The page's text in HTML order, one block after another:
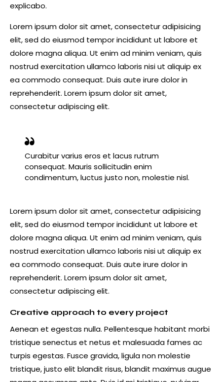
explicabo.
Lorem ipsum dolor sit amet, consectetur adipisicing
elit, sed do eiusmod tempor incididunt ut labore et
dolore magna aliqua. Ut enim ad minim veniam, quis
nostrud exercitation ullamco laboris nisi ut aliquip ex
ea commodo consequat. Duis aute irure dolor in
reprehenderit. Lorem ipsum dolor sit amet,
consectetur adipiscing elit.
Curabitur varius eros et lacus rutrum
consequat. Mauris sollicitudin enim
condimentum, luctus justo non, molestie nisl.
Lorem ipsum dolor sit amet, consectetur adipisicing
elit, sed do eiusmod tempor incididunt ut labore et
dolore magna aliqua. Ut enim ad minim veniam, quis
nostrud exercitation ullamco laboris nisi ut aliquip ex
ea commodo consequat. Duis aute irure dolor in
reprehenderit. Lorem ipsum dolor sit amet,
consectetur adipiscing elit.
Creative approach to every project
Aenean et egestas nulla. Pellentesque habitant morbi
tristique senectus et netus et malesuada fames ac
turpis egestas. Fusce gravida, ligula non molestie
tristique, justo elit blandit risus, blandit maximus augue